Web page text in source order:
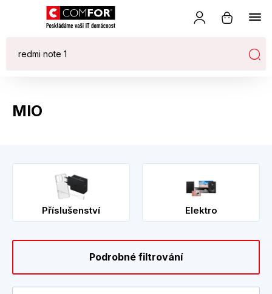
MIO
Příslušenství Elektro
Podrobné filtrování